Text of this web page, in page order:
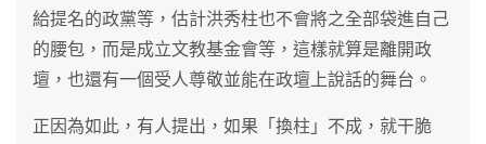
給提名的政黨等，估計洪秀柱也不會將之全部袋進自己
的腰包，而是成立文教基金會等，這樣就算是離開政
壇，也還有一個受人尊敬並能在政壇上說話的舞台。
正因為如此，有人提出，如果「換柱」不成，就干脆